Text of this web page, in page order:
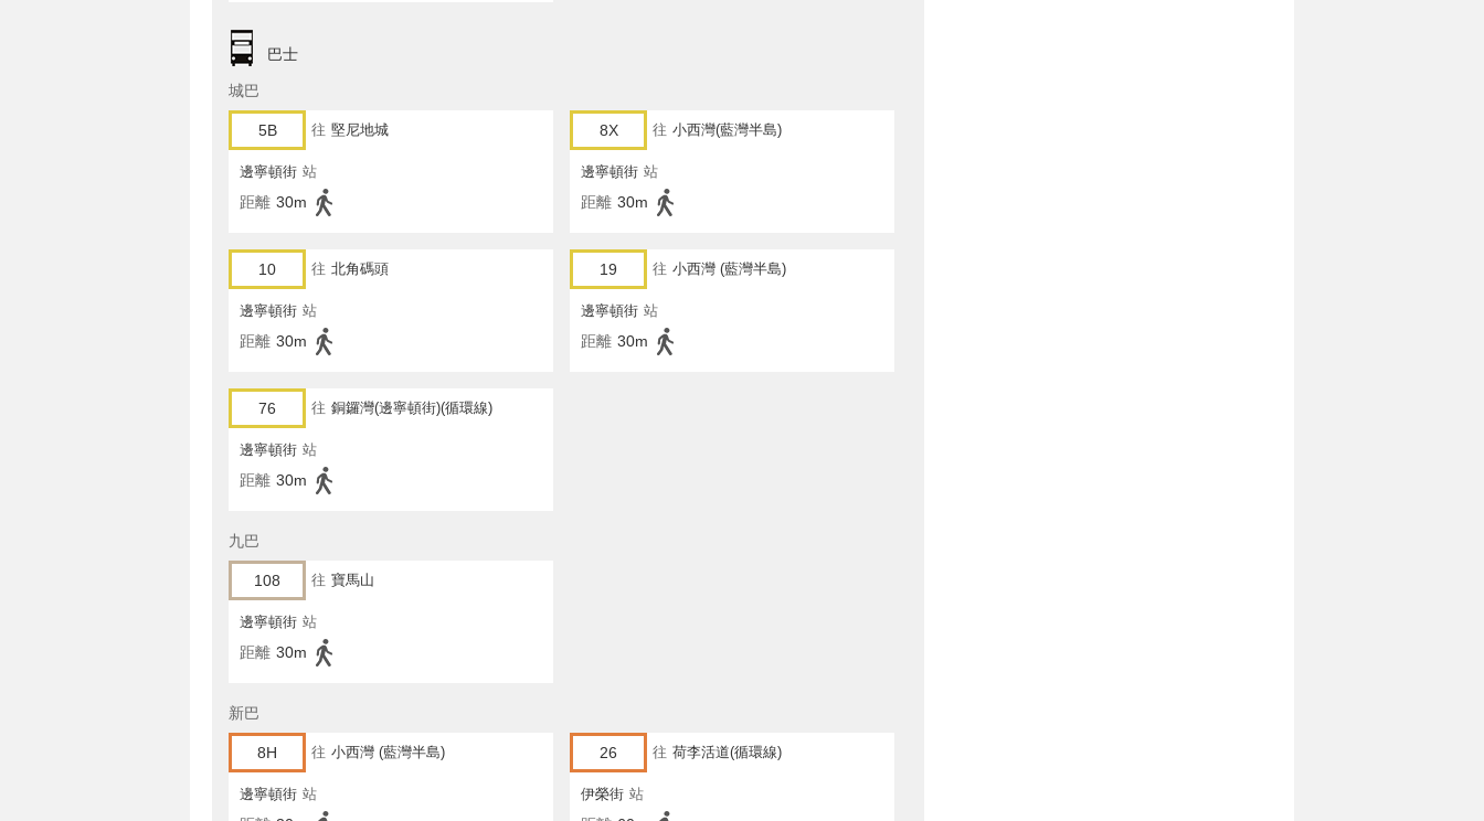
巴士
城巴
5B 往 堅尼地城
邊寧頓街 站
距離 30m
8X 往 小西灣(藍灣半島)
邊寧頓街 站
距離 30m
10 往 北角碼頭
邊寧頓街 站
距離 30m
19 往 小西灣 (藍灣半島)
邊寧頓街 站
距離 30m
76 往 銅鑼灣(邊寧頓街)(循環線)
邊寧頓街 站
距離 30m
九巴
108 往 寶馬山
邊寧頓街 站
距離 30m
新巴
8H 往 小西灣 (藍灣半島)
邊寧頓街 站
26 往 荷李活道(循環線)
伊榮街 站